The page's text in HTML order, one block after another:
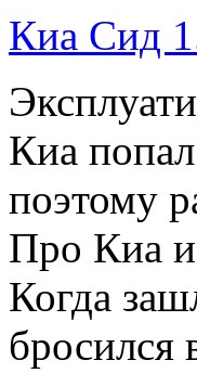
Киа Сид
Киа
поэтому
Про Киа
Когда
бросился